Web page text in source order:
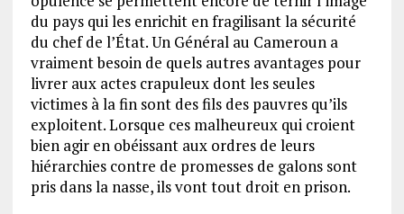
du pays qui les enrichit en fragilisant la sécurité
du chef de l’État. Un Général au Cameroun a
vraiment besoin de quels autres avantages pour
livrer aux actes crapuleux dont les seules
victimes à la fin sont des fils des pauvres qu’ils
exploitent. Lorsque ces malheureux qui croient
bien agir en obéissant aux ordres de leurs
hiérarchies contre de promesses de galons sont
pris dans la nasse, ils vont tout droit en prison.